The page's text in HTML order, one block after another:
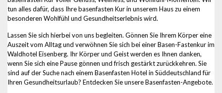
tun alles dafür, dass Ihre basenfasten Kur in unserem Haus zu einem
besonderen Wohlfühl und Gesundheitserlebnis wird.
Lassen Sie sich hierbei von uns begleiten. Gönnen Sie Ihrem Körper eine
Auszeit vom Alltag und verwöhnen Sie sich bei einer Basen-Fastenkur im
Waldhotel Eisenberg. Ihr Körper und Geist werden es Ihnen danken,
wenn Sie sich eine Pause gönnen und frisch gestärkt zurückkehren. Sie
sind auf der Suche nach einem Basenfasten Hotel in Süddeutschland für
Ihren Gesundheitsurlaub? Entdecken Sie unsere Basenfasten-Angebote.